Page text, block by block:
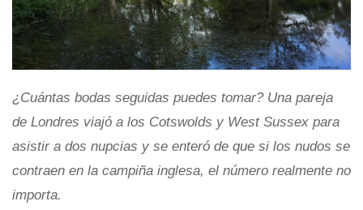
¿Cuántas bodas seguidas puedes tomar? Una pareja
de Londres viajó a los Cotswolds y West Sussex para
asistir a dos nupcias y se enteró de que si los nudos se
contraen en la campiña inglesa, el número realmente no
importa.